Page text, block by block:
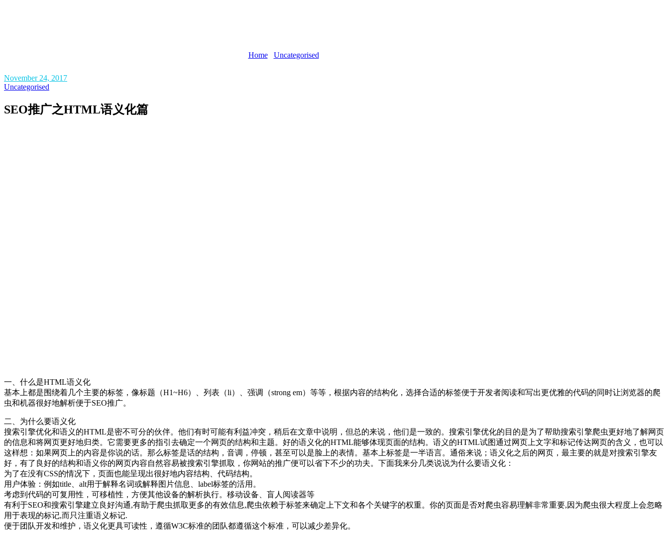
Home Uncategorised
November 24, 2017
Uncategorised
SEO推广之HTML语义化篇
一、什么是HTML语义化
基本上都是围绕着几个主要的标签，像标题（H1~H6）、列表（li）、强调（strong em）等等，根据内容的结构化，选择合适的标签便于开发者阅读和写出更优雅的代码的同时让浏览器的爬
虫和机器很好地解析便于SEO推广。
二、为什么要语义化
搜索引擎优化和语义的HTML是密不可分的伙伴。他们有时可能有利益冲突，稍后在文章中说明，但总的来说，他们是一致的。搜索引擎优化的目的是为了帮助搜索引擎爬虫更好地了解网页
的信息和将网页更好地归类。它需要更多的指引去确定一个网页的结构和主题。好的语义化的HTML能够体现页面的结构。语义的HTML试图通过网页上文字和标记传达网页的含义，也可以
这样想：如果网页上的内容是你说的话。那么标签是话的结构，音调，停顿，甚至可以是脸上的表情。基本上标签是一半语言。通俗来说；语义化之后的网页，最主要的就是对搜索引擎友
好，有了良好的结构和语义你的网页内容自然容易被搜索引擎抓取，你网站的推广便可以省下不少的功夫。下面我来分几类说说为什么要语义化：
为了在没有CSS的情况下，页面也能呈现出很好地内容结构、代码结构。
用户体验：例如title、alt用于解释名词或解释图片信息、label标签的活用。
考虑到代码的可复用性，可移植性，方便其他设备的解析执行。移动设备、盲人阅读器等
有利于SEO和搜索引擎建立良好沟通,有助于爬虫抓取更多的有效信息,爬虫依赖于标签来确定上下文和各个关键字的权重。你的页面是否对爬虫容易理解非常重要,因为爬虫很大程度上会忽略
用于表现的标记,而只注重语义标记.
便于团队开发和维护，语义化更具可读性，遵循W3C标准的团队都遵循这个标准，可以减少差异化。